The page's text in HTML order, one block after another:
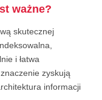
ważne?
skutecznej
i łatwa
zyskują
informacji